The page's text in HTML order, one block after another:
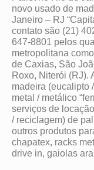
novo usado de
Janeiro – RJ
contato são (21)
647-8801 pelos
metropolitana
de Caxias, São
Roxo, Niterói (RJ).
madeira (eucalipto
metal / metálico
serviços de
/ reciclagem) de
outros produtos
chapatex, racks
drive in, gaiolas